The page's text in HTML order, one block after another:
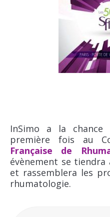
InSimo a la
première fois au
Française de
évènement se tiendra
et rassemblera les
rhumatologie.